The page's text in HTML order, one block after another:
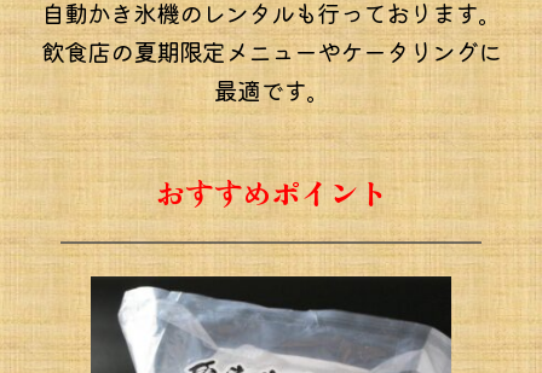
自動かき氷機のレンタルも行っております。
飲食店の夏期限定メニューやケータリングに
最適です。
おすすめポイント